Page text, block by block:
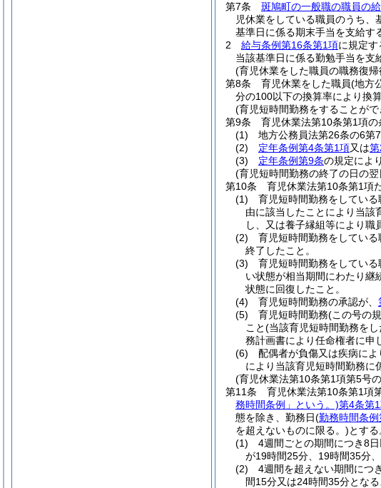
第7条
斑鳩町の一般職の職員の
児休業をしている職員のうち、
基準日に係る期末手当を支給す
2
給与条例第16条第1項に規定す
当該基準日に係る勤勉手当を支
(育児休業をした職員の職務復
第8条
育児休業をした職員(地方
分の100以下の換算率により換
(育児短時間勤務をすることが
第9条
育児休業法第10条第1項の
(1)
地方公務員法第26条の6第
(2)
定年条例第4条第1項又は
(3)
定年条例第9条の規定によ
(育児短時間勤務の終了の日の
第10条
育児休業法第10条第1項
(1)
育児短時間勤務をしてい
由に該当したことにより当該
し、又は養子縁組等により職
(2)
育児短時間勤務をしてい
終了したこと。
(3)
育児短時間勤務をしてい
い状態が相当期間にわたり継
状態に回復したこと。
(4)
育児短時間勤務の承認が、
(5)
育児短時間勤務(この号の
こと(当該育児短時間勤務を
務計画書により任命権者に申
(6)
配偶者が負傷又は疾病に
により当該育児短時間勤務に
(育児休業法第10条第1項第5号
第11条
育児休業法第10条第1項
務時間条例」という。)第4条第
態を除き、勤務日(勤務時間条例
を超えないものに限る。)とする
(1)
4週間ごとの期間につき8
が19時間25分、19時間35分
(2)
4週間を超えない期間につ
間15分又は24時間35分となる